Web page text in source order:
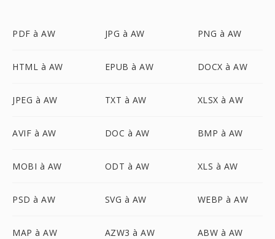
PDF à AW JPG à AW PNG à AW
HTML à AW EPUB à AW DOCX à AW
JPEG à AW TXT à AW XLSX à AW
AVIF à AW DOC à AW BMP à AW
MOBI à AW ODT à AW XLS à AW
PSD à AW SVG à AW WEBP à AW
MAP à AW AZW3 à AW ABW à AW